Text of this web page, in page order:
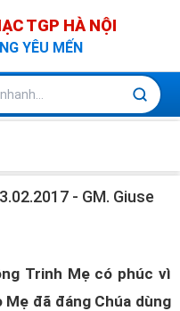
TGP HÀ NỘI
YÊU MẾN
- GM. Giuse
Trinh Mẹ có phúc vì
đã đáng Chúa dùng